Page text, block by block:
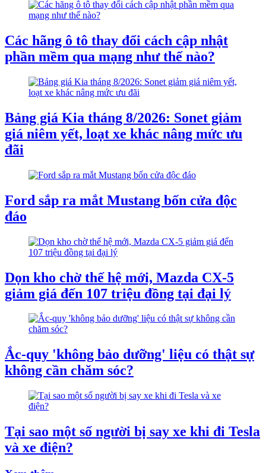
Các hãng ô tô thay đổi cách cập nhật
phần mềm qua mạng như thế nào?
Bảng giá Kia tháng 8/2026: Sonet giảm
giá niêm yết, loạt xe khác nâng mức ưu
đãi
Ford sắp ra mắt Mustang bốn cửa độc
đáo
Dọn kho chờ thế hệ mới, Mazda CX-5
giảm giá đến 107 triệu đồng tại đại lý
Ắc-quy 'không bảo dưỡng' liệu có thật sự
không cần chăm sóc?
Tại sao một số người bị say xe khi đi Tesla
và xe điện?